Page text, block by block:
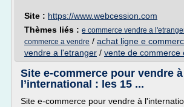
Site : https://www.webcession.com
Thèmes liés : e commerce vendre a
commerce a vendre / achat ligne e
vendre a l'etranger / vente de commerce
Site e-commerce pour vendre à
l’international : les 15 ...
Site e-commerce pour vendre à